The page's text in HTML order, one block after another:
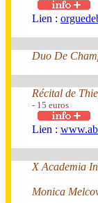
Lien :
Duo De
Récital de
- 15 euros
Lien :
X Academia
Monica